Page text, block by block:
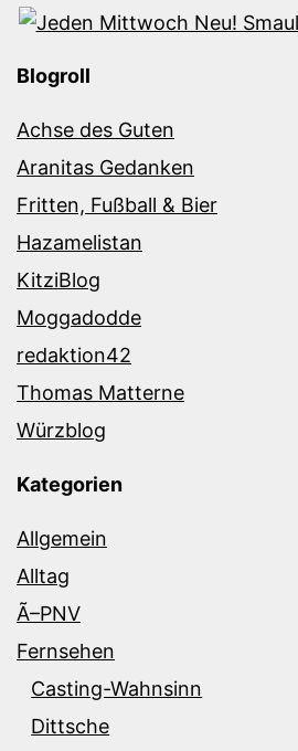
Blogroll
Achse des Guten
Aranitas Gedanken
Fritten, Fußball & Bier
Hazamelistan
KitziBlog
Moggadodde
redaktion42
Thomas Matterne
Würzblog
Kategorien
Allgemein
Alltag
Ã–PNV
Fernsehen
Casting-Wahnsinn
Dittsche